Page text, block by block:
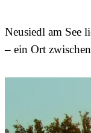
Neusiedl am See
– ein Ort